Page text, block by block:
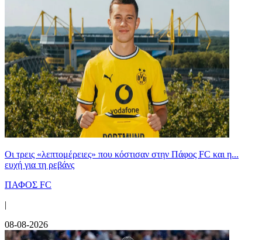
Οι τρεις «λεπτομέρειες» που κόστισαν στην Πάφος FC και η...
ευχή για τη ρεβάνς
ΠΑΦΟΣ FC
|
08-08-2026